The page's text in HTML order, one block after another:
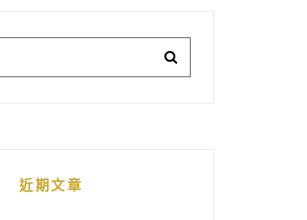
近期文章